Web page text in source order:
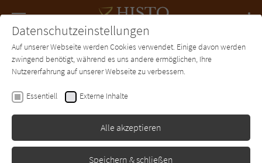
SUCHE Forum Charts Newsletter
Susan Hastings
Blauer Staub
Erschienen: Januar 2010 Bibliogr. Angaben
Datenschutzeinstellungen
Auf unserer Webseite werden Cookies verwendet. Einige davon werden
zwingend benötigt, während es uns andere ermöglichen, Ihre
Nutzererfahrung auf unserer Webseite zu verbessern.
Essentiell Externe Inhalte
Alle akzeptieren
Speichern & schließen